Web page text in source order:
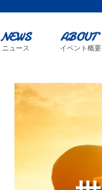
NEWS
ニュース
ABOUT
イベント概要